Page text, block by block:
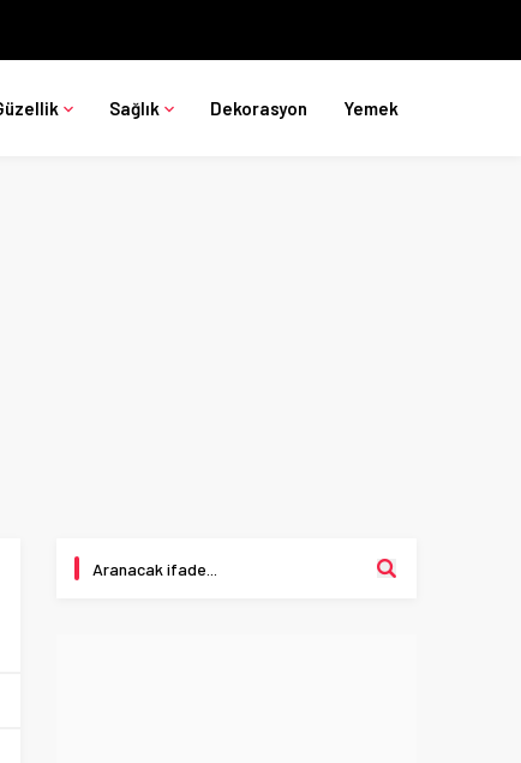
Sağlık Dekorasyon Yemek